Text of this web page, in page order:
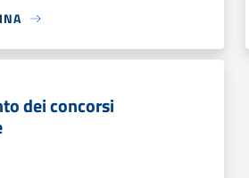
dei concorsi